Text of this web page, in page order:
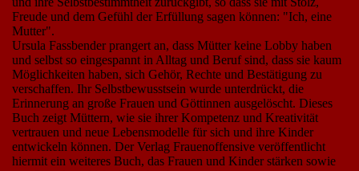
Freude und dem Gefühl der Erfüllung sagen können: "Ich, eine
Mutter".
Ursula Fassbender prangert an, dass Mütter keine Lobby haben
und selbst so eingespannt in Alltag und Beruf sind, dass sie kaum
Möglichkeiten haben, sich Gehör, Rechte und Bestätigung zu
verschaffen. Ihr Selbstbewusstsein wurde unterdrückt, die
Erinnerung an große Frauen und Göttinnen ausgelöscht. Dieses
Buch zeigt Müttern, wie sie ihrer Kompetenz und Kreativität
vertrauen und neue Lebensmodelle für sich und ihre Kinder
entwickeln können. Der Verlag Frauenoffensive veröffentlicht
hiermit ein weiteres Buch, das Frauen und Kinder stärken sowie